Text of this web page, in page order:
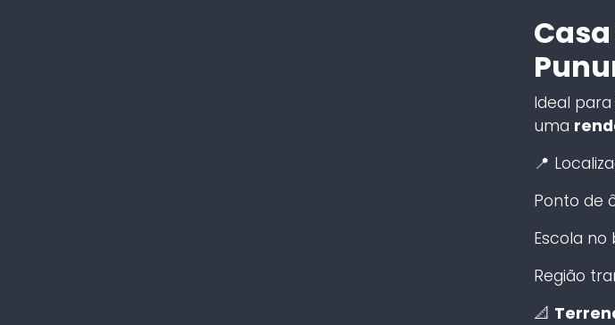
Ideal para
uma
📍
Ponto de
Escola no
Região
📐